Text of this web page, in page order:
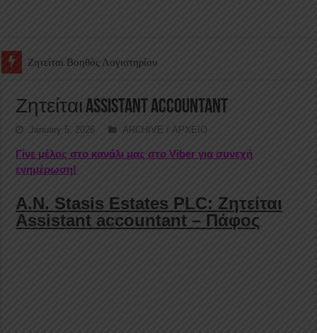
Ζητείται Υπάλληλος για γέμισμα και ανεφοδιασμό αυτόματων
Ζητείται Assistant Accountant
January 5, 2026 ARCHIVE / ΑΡΧΕΙΟ
Γίνε μέλος στο κανάλι μας στο Viber για συνεχή
ενημέρωση!
A.N. Stasis Estates PLC: Ζητείται
Assistant accountant – Πάφος